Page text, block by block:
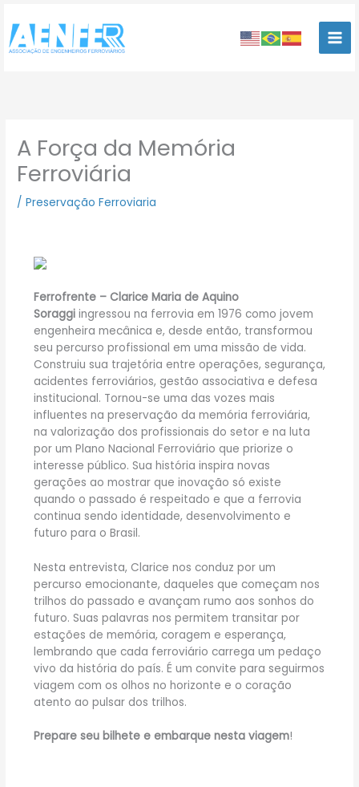
para
conteúdo
A Força da Memória
Ferroviária
/Preservação Ferroviaria
Ferrofrente – Clarice Maria de Aquino
Soraggiingressou na ferrovia em 1976 como jovem
engenheira mecânica e, desde então, transformou
seu percurso profissional em uma missão de vida.
Construiu sua trajetória entre operações, segurança,
acidentes ferroviários, gestão associativa e defesa
institucional. Tornou-se uma das vozes mais
influentes na preservação da memória ferroviária,
na valorização dos profissionais do setor e na luta
por um Plano Nacional Ferroviário que priorize o
interesse público. Sua história inspira novas
gerações ao mostrar que inovação só existe
quando o passado é respeitado e que a ferrovia
continua sendo identidade, desenvolvimento e
futuro para o Brasil.
Nesta entrevista, Clarice nos conduz por um
percurso emocionante, daqueles que começam nos
trilhos do passado e avançam rumo aos sonhos do
futuro. Suas palavras nos permitem transitar por
estações de memória, coragem e esperança,
lembrando que cada ferroviário carrega um pedaço
vivo da história do país. É um convite para seguirmos
viagem com os olhos no horizonte e o coração
atento ao pulsar dos trilhos.
Prepare seu bilhete e embarque nesta viagem!